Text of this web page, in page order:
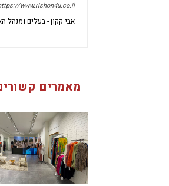
www.rishon4u.co.il
אבי קקון - בעלים ומנהל האתר כתובת: רחוב
מאמרים